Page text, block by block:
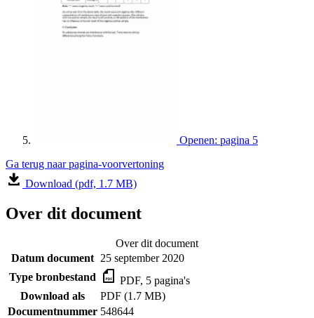
Openen: pagina 5
Ga terug naar pagina-voorvertoning
Download (pdf, 1.7 MB)
Over dit document
Over dit document
Datum document 25 september 2020
Type bronbestand
PDF, 5 pagina's
Download als
PDF (1.7 MB)
Documentnummer 548644